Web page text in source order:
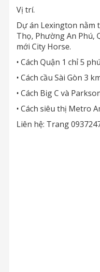
Vị trí.
Dự án Lexington nằm
Thọ, Phường An Phú,
mới City Horse.
• Cách Quận 1 chỉ 5
• Cách cầu Sài Gòn 3
• Cách Big C và
• Cách siêu thị Metro
Liên hệ: Trang